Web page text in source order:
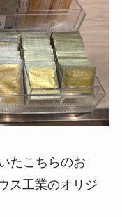
たこちらのお
ス工業のオリジ